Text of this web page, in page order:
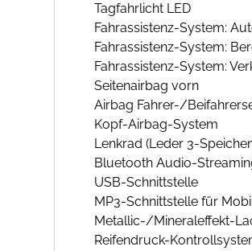
Tagfahrlicht LED
Fahrassistenz-System:
Fahrassistenz-System:
Fahrassistenz-System:
Seitenairbag vorn
Airbag Fahrer-/
Kopf-Airbag-System
Lenkrad (Leder 3-
Bluetooth Audio-
USB-Schnittstelle
MP3-Schnittstelle für
Metallic-/Mineraleffekt-
Reifendruck-